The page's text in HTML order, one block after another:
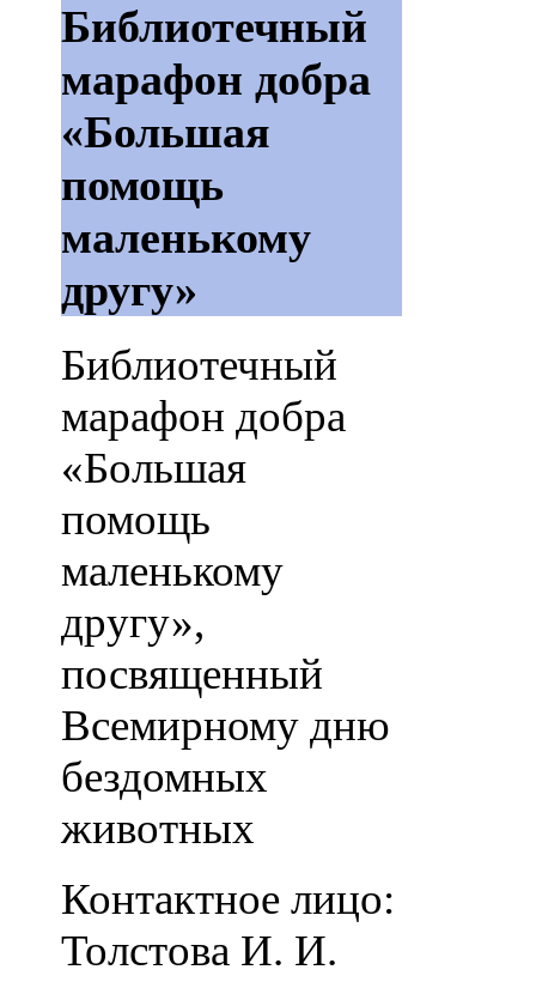
Библиотечный
марафон добра
«Большая
помощь
маленькому
другу»
Библиотечный
марафон добра
«Большая
помощь
маленькому
другу»,
посвященный
Всемирному дню
бездомных
животных
Контактное лицо:
Толстова И. И.